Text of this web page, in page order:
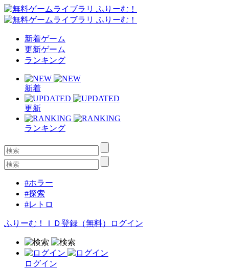
新着ゲーム
更新ゲーム
ランキング
新着
更新
ランキング
#ホラー
#探索
#レトロ
ふりーむ！ＩＤ登録（無料） ログイン
ログイン